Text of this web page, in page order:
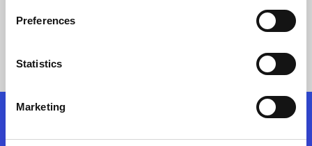
Preferences
Statistics
Marketing